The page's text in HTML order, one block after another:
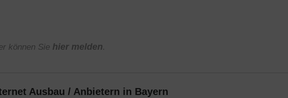
können Sie hier melden.
Ausbau / Anbietern in Bayern